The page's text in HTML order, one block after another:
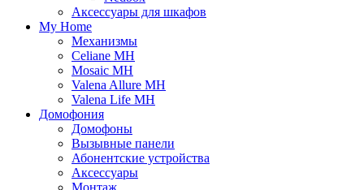
Аксессуары для шкафов
My Home
Механизмы
Celiane MH
Mosaic MH
Valena Allure MH
Valena Life MH
Домофония
Домофоны
Вызывные панели
Абонентские устройства
Аксессуары